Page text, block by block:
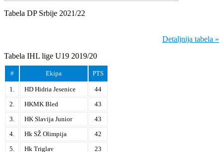
Tabela DP Srbije 2021/22
Detaljnija tabela »
Tabela IHL lige U19 2019/20
# Ekipa PTS
1. HD Hidria Jesenice
44
2.
HKMK Bled
43
3.
HK Slavija Junior
43
4.
Hk SŽ Olimpija
42
5.
Hk Triglav
23